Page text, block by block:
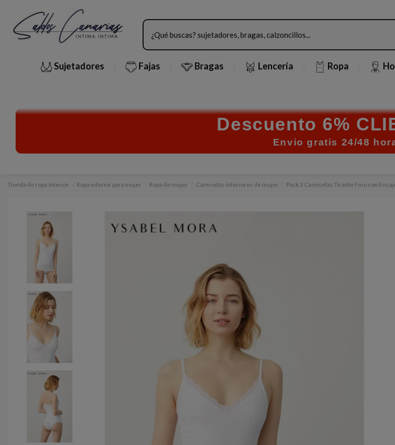
Sujetadores Fajas Bragas Lencería Ropa
Descuento 6%
Envio gratis 24/48
Tienda de ropa interior Ropa interior para mujer Ropa de mujer Camisetas interiores de mujer Pack 3 Camisetas Tirante Fino con